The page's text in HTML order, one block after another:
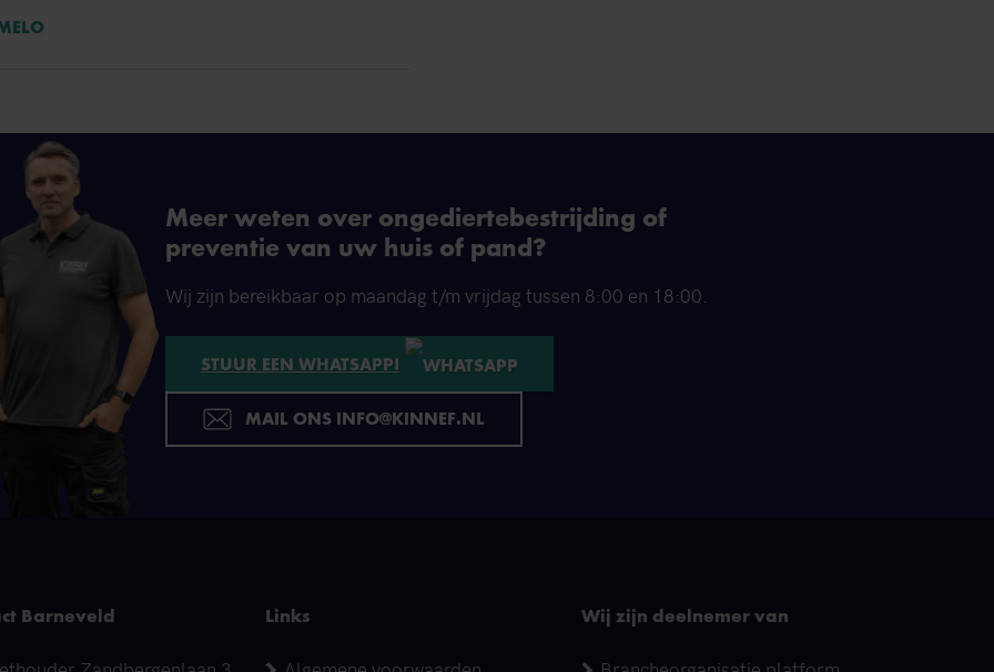
Meer weten over ongediertebestrijding of
preventie van uw huis of pand?
Wij zijn bereikbaar op maandag t/m vrijdag tussen 8:00 en 18:00.
STUUR EEN WHATSAPP!
MAIL ONS INFO@KINNEF.NL
Barneveld Links Wij zijn deelnemer van